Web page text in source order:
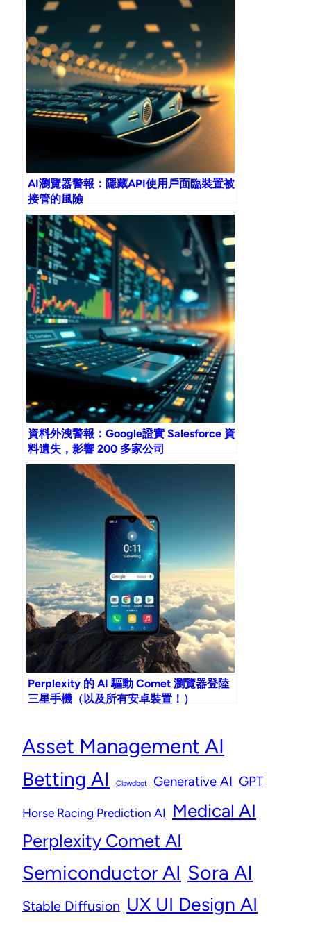
AI瀏覽器警報：隱藏API使用戶面臨裝置被
接管的風險
資料外洩警報：Google證實 Salesforce 資
料遺失，影響 200 多家公司
Perplexity 的 AI 驅動 Comet 瀏覽器登陸
三星手機（以及所有安卓裝置！）
Asset Management AI
Betting AI Clawdbot Generative AI GPT
Horse Racing Prediction AI Medical AI
Perplexity Comet AI
Semiconductor AI Sora AI
Stable Diffusion UX UI Design AI